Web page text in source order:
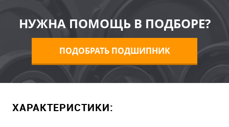
НУЖНА ПОМОЩЬ В ПОДБОРЕ?
ПОДОБРАТЬ ПОДШИПНИК
ХАРАКТЕРИСТИКИ: